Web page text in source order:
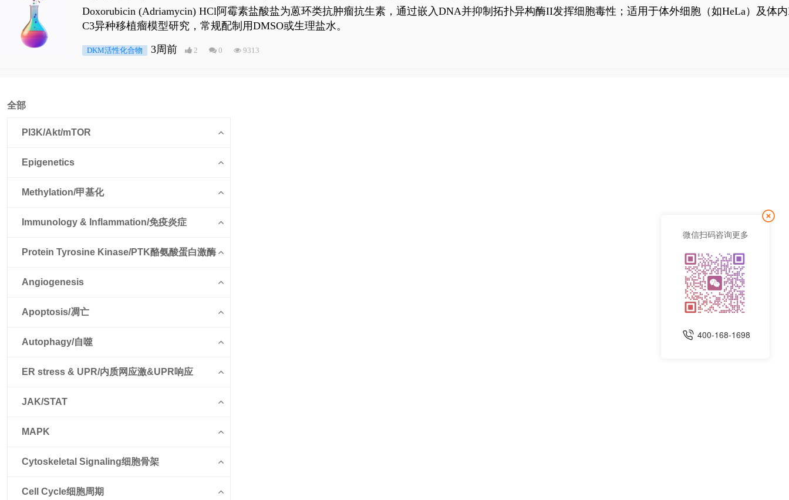
Doxorubicin (Adriamycin) HCl阿霉素盐酸盐为蒽环类抗肿瘤抗生素，通过嵌入DNA并抑制拓扑异构酶II发挥细胞毒性；适用于体外细胞（如HeLa）及体内
C3异种移植瘤模型研究，常规配制用DMSO或生理盐水。
DKM活性化合物 3周前 2 0 9313
全部
PI3K/Akt/mTOR
Epigenetics
Methylation/甲基化
Immunology & Inflammation/免疫炎症
Protein Tyrosine Kinase/PTK酪氨酸蛋白激酶
Angiogenesis
Apoptosis/凋亡
Autophagy/自噬
ER stress & UPR/内质网应激&UPR响应
JAK/STAT
MAPK
Cytoskeletal Signaling细胞骨架
Cell Cycle细胞周期
微信扫码咨询更多
400-168-1698